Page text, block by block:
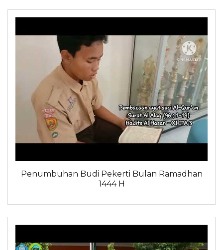
Penumbuhan Budi Pekerti Bulan Ramadhan
1444 H